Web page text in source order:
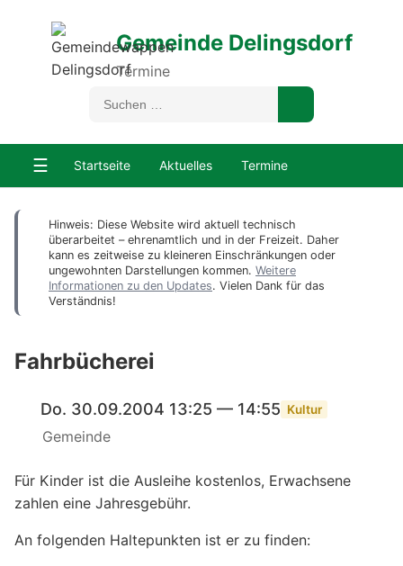
Gemeinde Delingsdorf
Termine
☰ Startseite Aktuelles Termine
Hinweis: Diese Website wird aktuell technisch
überarbeitet – ehrenamtlich und in der Freizeit. Daher
kann es zeitweise zu kleineren Einschränkungen oder
ungewohnten Darstellungen kommen. Weitere
Informationen zu den Updates. Vielen Dank für das
Verständnis!
Fahrbücherei
Do. 30.09.2004 13:25 — 14:55 Kultur
Gemeinde
Für Kinder ist die Ausleihe kostenlos, Erwachsene
zahlen eine Jahresgebühr.
An folgenden Haltepunkten ist er zu finden: